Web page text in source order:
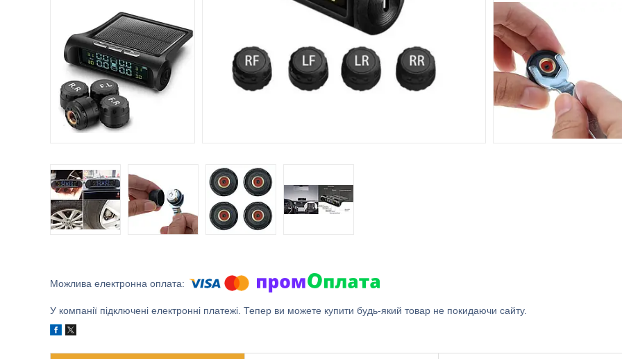
У компанії підключені електронні платежі. Тепер ви можете купити будь-який товар не покидаючи сайту.